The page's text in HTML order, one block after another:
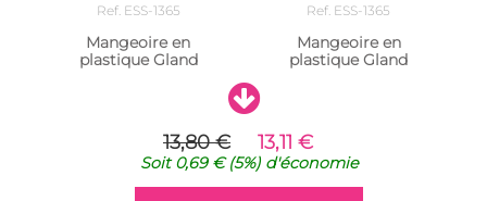
Ref. ESS-1365
Mangeoire en
plastique Gland
Ref. ESS-1365
Mangeoire en
plastique Gland
13,80 € 13,11 €
Soit0,69 €(5%)d'économie